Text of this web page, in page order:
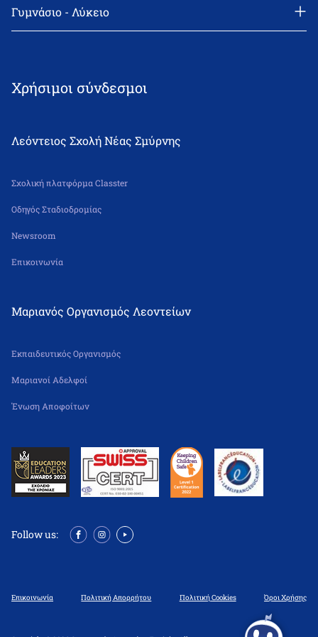
email: info@leonteiosns.gr
Γυμνάσιο - Λύκειο
Χρήσιμοι σύνδεσμοι
Λεόντειος Σχολή Νέας Σμύρνης
Σχολική πλατφόρμα Classter
Οδηγός Σταδιοδρομίας
Newsroom
Επικοινωνία
Μαριανός Οργανισμός Λεοντείων
Εκπαιδευτικός Οργανισμός
Μαριανοί Αδελφοί
Ένωση Αποφοίτων
Follow us:
Επικοινωνία Πολιτική Απορρήτου Πολιτική Cookies Όροι Χρήσης